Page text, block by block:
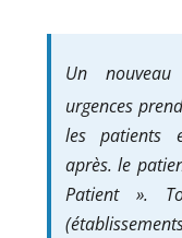
Un
urgences
les patients
après. le
Patient ».